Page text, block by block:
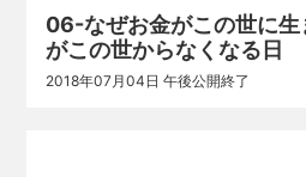
06-なぜお金がこの世に生
がこの世からなくなる日
2018年07月04日 午後公開終了